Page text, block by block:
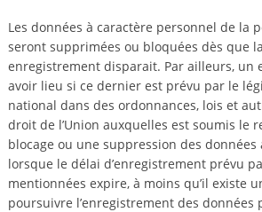
Les données à caractère personnel de la
seront supprimées ou bloquées dès que
enregistrement disparait. Par ailleurs, un
avoir lieu si ce dernier est prévu par le
national dans des ordonnances, lois et
droit de l’Union auxquelles est soumis le
blocage ou une suppression des données
lorsque le délai d’enregistrement prévu
mentionnées expire, à moins qu’il existe
poursuivre l’enregistrement des données